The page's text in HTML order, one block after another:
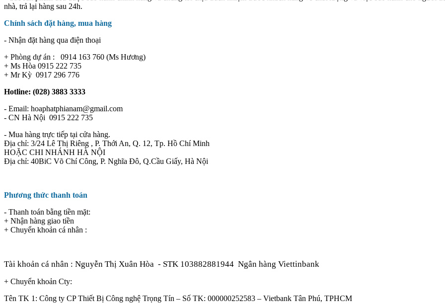
nhà, trả lại hàng sau 24h.
Chính sách đặt hàng, mua hàng
- Nhận đặt hàng qua điện thoại
+ Phòng dự án : 0914 163 760 (Ms Hương)
+ Ms Hòa 0915 222 735
+ Mr Kỳ 0917 296 776
Hotline: (028) 3883 3333
- Email: hoaphatphianam@gmail.com
- CN Hà Nội 0915 222 735
- Mua hàng trực tiếp tại cửa hàng.
Địa chỉ: 3/24 Lê Thị Riêng , P. Thới An, Q. 12, Tp. Hồ Chí Minh
HOẶC CHI NHÁNH HÀ NỘI
Địa chỉ: 40BiC Võ Chí Công, P. Nghĩa Đô, Q.Cầu Giấy, Hà Nội
Phương thức thanh toán
- Thanh toán bằng tiền mặt:
+ Nhận hàng giao tiền
+ Chuyển khoản cá nhân :
Tài khoản cá nhân : Nguyễn Thị Xuân Hòa - STK 103882881944 Ngân hàng Viettinbank
+ Chuyển khoản Cty:
Tên TK 1: Công ty CP Thiết Bị Công nghệ Trọng Tín – Số TK: 000000252583 – Vietbank Tân Phú, TPHCM